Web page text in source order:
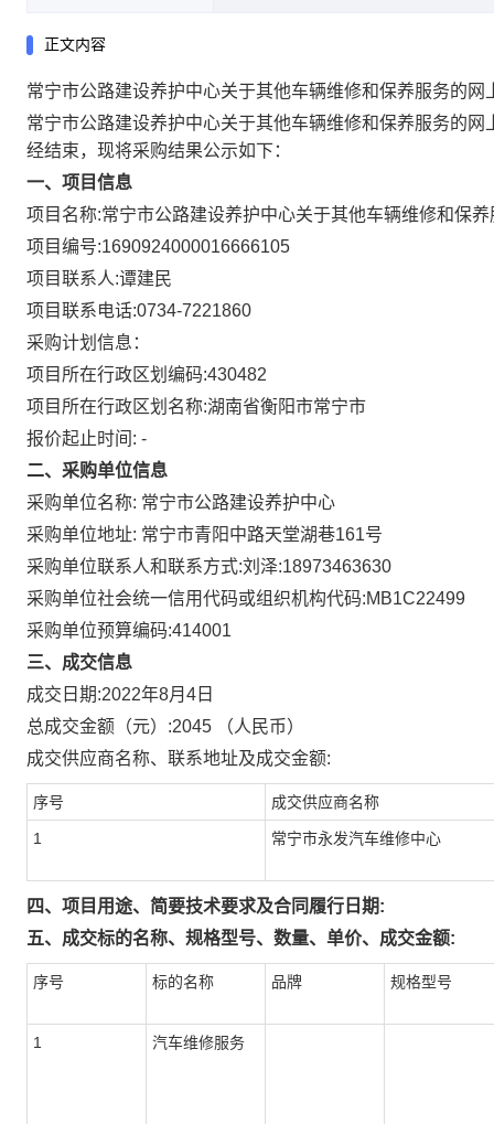
正文内容
常宁市公路建设养护中心关于其他车辆维修和保养服务的网
常宁市公路建设养护中心关于其他车辆维修和保养服务的网
经结束，现将采购结果公示如下：
一、项目信息
项目名称:常宁市公路建设养护中心关于其他车辆维修和保
项目编号:1690924000016666105
项目联系人:谭建民
项目联系电话:0734-7221860
采购计划信息：
项目所在行政区划编码:430482
项目所在行政区划名称:湖南省衡阳市常宁市
报价起止时间: -
二、采购单位信息
采购单位名称: 常宁市公路建设养护中心
采购单位地址: 常宁市青阳中路天堂湖巷161号
采购单位联系人和联系方式:刘泽:18973463630
采购单位社会统一信用代码或组织机构代码:MB1C22499
采购单位预算编码:414001
三、成交信息
成交日期:2022年8月4日
总成交金额（元）:2045 （人民币）
成交供应商名称、联系地址及成交金额:
序号 成交供应商名称
1 常宁市永发汽车维修中心
四、项目用途、简要技术要求及合同履行日期:
五、成交标的名称、规格型号、数量、单价、成交金额:
序号 标的名称 品牌 规格型号
1 汽车维修服务